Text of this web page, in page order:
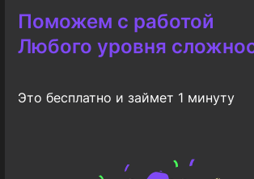
Поможем с работой
Любого уровня
Это бесплатно и займет 1 минуту